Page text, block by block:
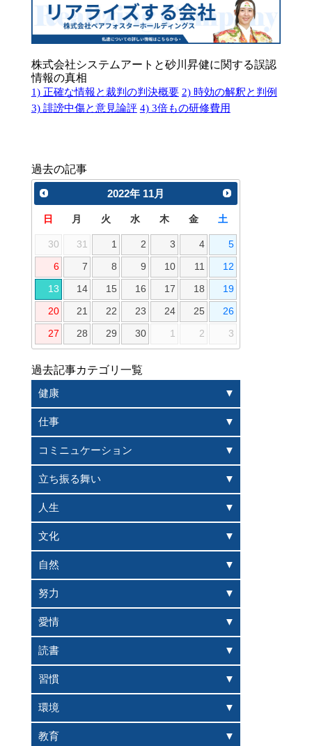
株式会社システムアートと砂川昇健に関する誤認
情報の真相
1) 正確な情報と裁判の判決概要 2) 時効の解釈と判例
3) 誹謗中傷と意見論評 4) 3倍もの研修費用
過去の記事
2022年 11月
日 月 火 水 木 金 土
30 31 1 2 3 4 5
6 7 8 9 10 11 12
13 14 15 16 17 18 19
20 21 22 23 24 25 26
27 28 29 30 1 2 3
過去記事カテゴリ一覧
健康
仕事
コミニュケーション
立ち振る舞い
人生
文化
自然
努力
愛情
読書
習慣
環境
教育